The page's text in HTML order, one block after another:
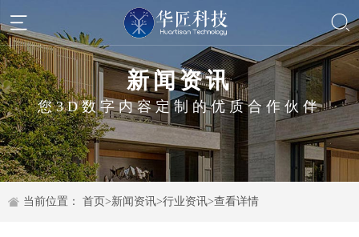
新闻资讯
您3D数字内容定制的优质合作伙伴
当前位置： 首页>新闻资讯>行业资讯>查看详情